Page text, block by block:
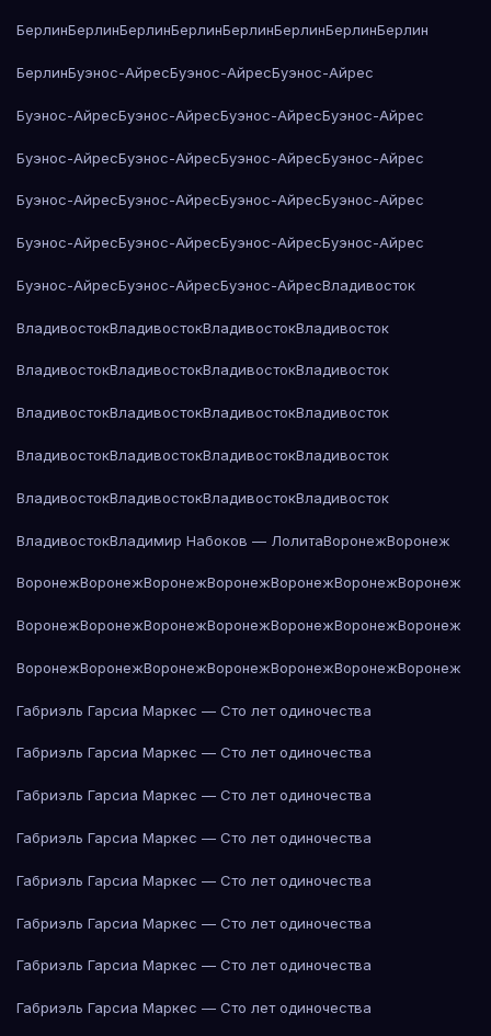
БерлинБерлинБерлинБерлинБерлинБерлинБерлинБерлин
БерлинБуэнос-АйресБуэнос-АйресБуэнос-Айрес
Буэнос-АйресБуэнос-АйресБуэнос-АйресБуэнос-Айрес
Буэнос-АйресБуэнос-АйресБуэнос-АйресБуэнос-Айрес
Буэнос-АйресБуэнос-АйресБуэнос-АйресБуэнос-Айрес
Буэнос-АйресБуэнос-АйресБуэнос-АйресБуэнос-Айрес
Буэнос-АйресБуэнос-АйресБуэнос-АйресВладивосток
ВладивостокВладивостокВладивостокВладивосток
ВладивостокВладивостокВладивостокВладивосток
ВладивостокВладивостокВладивостокВладивосток
ВладивостокВладивостокВладивостокВладивосток
ВладивостокВладивостокВладивостокВладивосток
ВладивостокВладимир Набоков — ЛолитаВоронежВоронеж
ВоронежВоронежВоронежВоронежВоронежВоронежВоронеж
ВоронежВоронежВоронежВоронежВоронежВоронежВоронеж
ВоронежВоронежВоронежВоронежВоронежВоронежВоронеж
Габриэль Гарсиа Маркес — Сто лет одиночества
Габриэль Гарсиа Маркес — Сто лет одиночества
Габриэль Гарсиа Маркес — Сто лет одиночества
Габриэль Гарсиа Маркес — Сто лет одиночества
Габриэль Гарсиа Маркес — Сто лет одиночества
Габриэль Гарсиа Маркес — Сто лет одиночества
Габриэль Гарсиа Маркес — Сто лет одиночества
Габриэль Гарсиа Маркес — Сто лет одиночества